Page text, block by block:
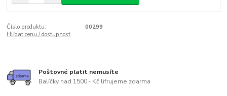
Číslo produktu:
00299
Hlídat cenu / dostupnost
Poštovné platit nemusíte
Balíčky nad 1500,- Kč lifrujeme zdarma